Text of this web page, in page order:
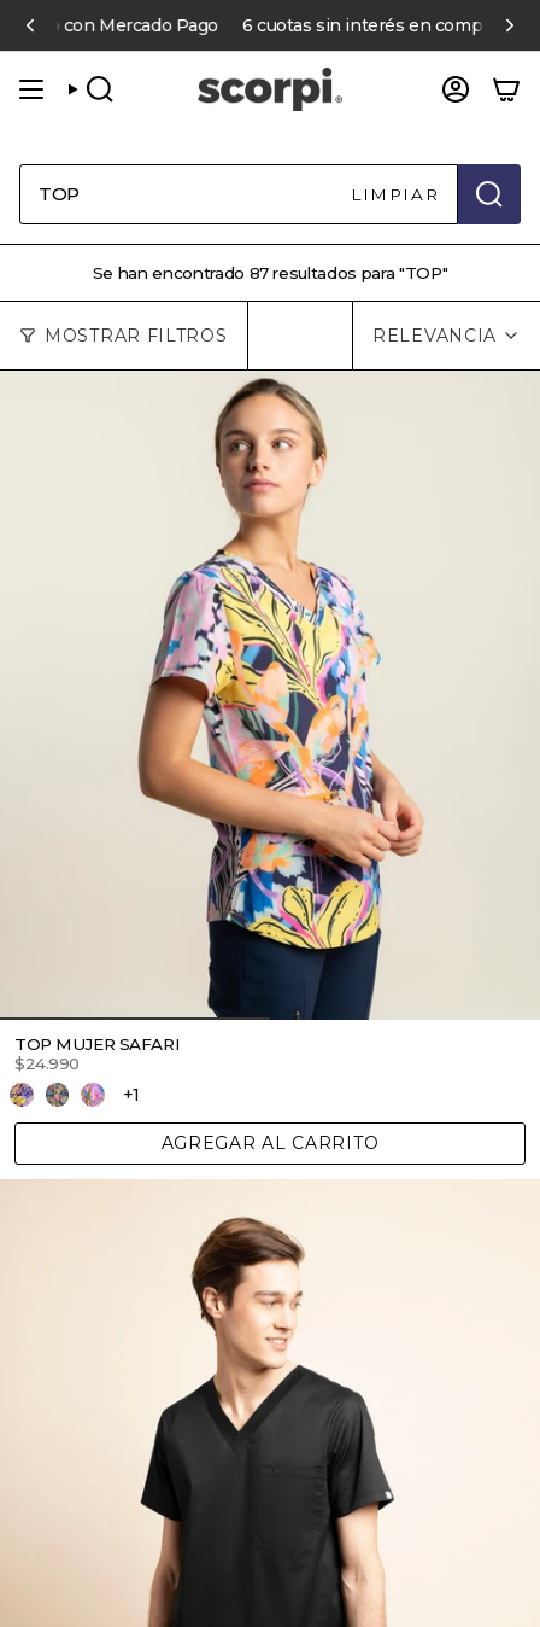
contenido
Pago 6 cuotas sin interés en compras online sobre $70.000
BÚSQUEDA
LIMPIAR
Se han encontrado 87 resultados para "TOP"
MOSTRAR FILTROS
por
RELEVANCIA
TOP MUJER SAFARI
$24.990
+1
AGREGAR AL CARRITO